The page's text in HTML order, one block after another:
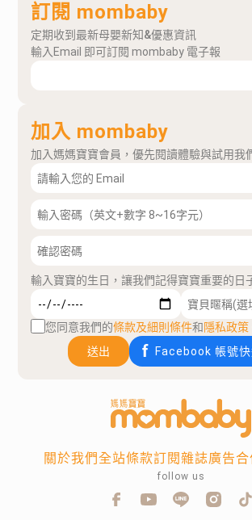
訂閱 mombaby
定期收到最新母嬰新知&優惠資訊
輸入Email 即可訂閱 mombaby 電子報
加入 mombaby
加入媽媽寶寶會員，優先閱讀體驗與試用我
輸入寶寶的生日，讓我們記得寶寶重要的日
您同意我們的條款及細則條件和隱私政策
送出
Facebook 帳號快
關於我們全站條款訂閱雜誌廣告合
follow us